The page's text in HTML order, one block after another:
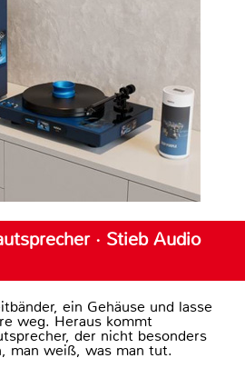
· Stieb Audio
ein Gehäuse und lasse
weg. Heraus kommt
der nicht besonders
man weiß, was man tut.